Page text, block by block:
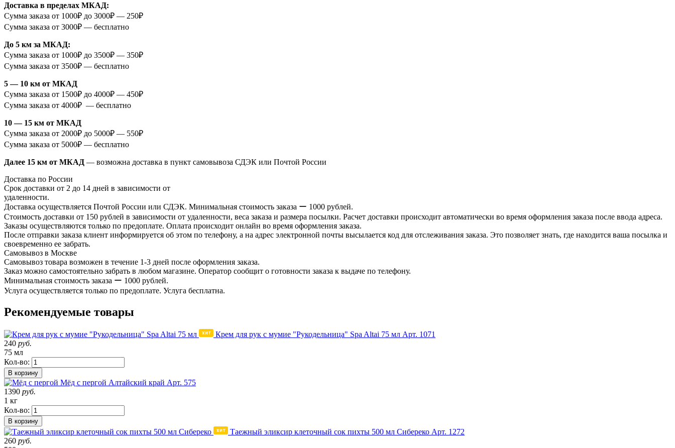
Доставка в пределах МКАД:
Сумма заказа от 1000₽ до 3000₽ — 250₽
Сумма заказа от 3000₽ — бесплатно
До 5 км за МКАД:
Сумма заказа от 1000₽ до 3500₽ — 350₽
Сумма заказа от 3500₽ — бесплатно
5 — 10 км от МКАД
Сумма заказа от 1500₽ до 4000₽ — 450₽
Сумма заказа от 4000₽ — бесплатно
10 — 15 км от МКАД
Сумма заказа от 2000₽ до 5000₽ — 550₽
Сумма заказа от 5000₽ — бесплатно
Далее 15 км от МКАД — возможна доставка в пункт самовывоза СДЭК или Почтой России
Доставка по России
Срок доставки от 2 до 14 дней в зависимости от
удаленности.
Доставка осуществляется Почтой России или СДЭК. Минимальная стоимость заказа ー 1000 рублей.
Стоимость доставки от 150 рублей в зависимости от удаленности, веса заказа и размера посылки. Расчет доставки происходит автоматически во время оформления заказа после ввода адреса.
Заказы осуществляются только по предоплате. Оплата происходит онлайн во время оформления заказа.
После отправки заказа клиент информируется об этом по телефону, а на адрес электронной почты высылается код для отслеживания заказа. Это позволяет знать, где находится ваша посылка и
своевременно ее забрать.
Самовывоз в Москве
Самовывоз товара возможен в течение 1-3 дней после оформления заказа.
Заказ можно самостоятельно забрать в любом магазине. Оператор сообщит о готовности заказа к выдаче по телефону.
Минимальная стоимость заказа ー 1000 рублей.
Услуга осуществляется только по предоплате. Услуга бесплатна.
Рекомендуемые товары
Крем для рук с мумие "Рукодельница" Spa Altai 75 мл Арт. 1071
240 руб.
75 мл
Кол-во:
В корзину
Мёд с пергой Алтайский край Арт. 575
1390 руб.
1 кг
Кол-во:
В корзину
Таежный эликсир клеточный сок пихты 500 мл Сибереко Арт. 1272
260 руб.